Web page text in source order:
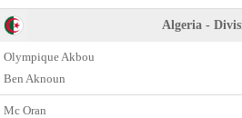
Algeria -
Olympique Akbou
Ben Aknoun
Mc Oran